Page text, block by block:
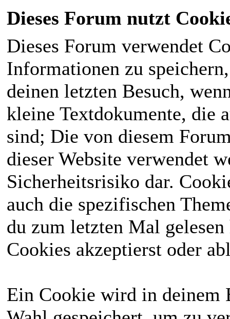
Dieses Forum nutzt
Dieses Forum verwendet
Informationen zu
deinen letzten Besuch,
kleine Textdokumente, die
sind; Die von diesem
dieser Website verwendet
Sicherheitsrisiko dar.
auch die spezifischen
du zum letzten Mal
Cookies akzeptierst oder
Ein Cookie wird in deinem